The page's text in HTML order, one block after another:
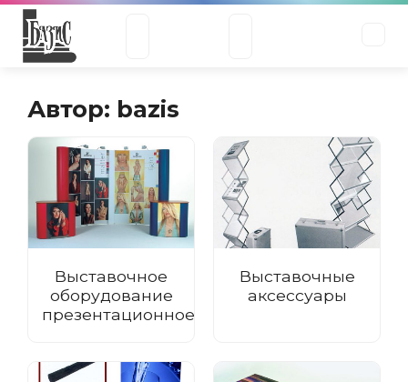
Автор: bazis
Выставочное
оборудование
презентационное
Выставочные
аксессуары